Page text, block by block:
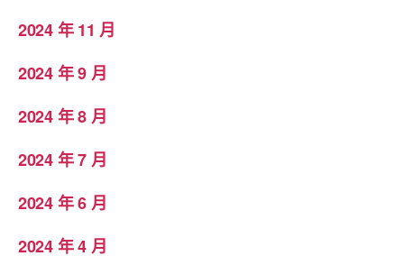
2024 年 11 月
2024 年 9 月
2024 年 8 月
2024 年 7 月
2024 年 6 月
2024 年 4 月